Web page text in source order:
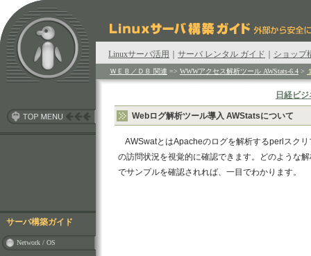
Linuxサーバ活用 サーバ レンタル ガイド ショップ
ＷＥＢ／ＤＢ 関連 => WWWアクセス解析ツール AWStats-6.4 >
日経ビ
サーバ構築ガイド
Network / OS
Webログ解析ツール導入 AWStatsについて
AWSwatとはApacheのログを解析するperlスク
の訪問状況を視覚的に確認できます。どのような
でサンプルを確認されれば、一目でわかります。